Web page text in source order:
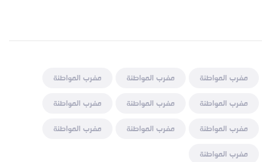
مغرب المواطنة مغرب المواطنة
مغرب المواطنة
مغرب المواطنة
مغرب المواطنة
مغرب المواطنة
مغرب المواطنة
مغرب المواطنة
مغرب المواطنة
مغرب المواطنة